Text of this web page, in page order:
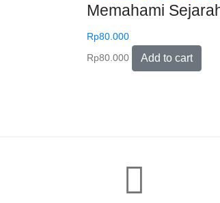
Memahami
Rp80.000
Rp80.000 Add to cart